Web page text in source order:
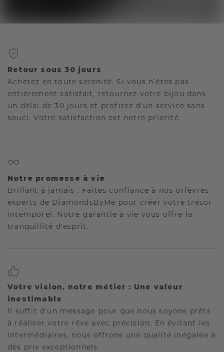
Retour sous 30 jours
Achetez en toute sérénité. Si vous n’êtes pas
entièrement satisfait, retournez votre bijou dans
un délai de 30 jours et profitez d’un service sans
souci. Votre satisfaction est notre priorité.
Notre promesse à vie
Brillant à jamais : Faites confiance à nos orfèvres
experts de DiamondsByMe pour créer votre trésor
intemporel. Notre garantie à vie vous offre la
tranquillité d'esprit.
Votre vision, notre métier : Une valeur
inestimable
Il suffit d'un message pour que nous soyons prêts
à réaliser votre rêve avec précision. En évitant les
intermédiaires, nous offrons une qualité inégalée à
des prix exceptionnels.